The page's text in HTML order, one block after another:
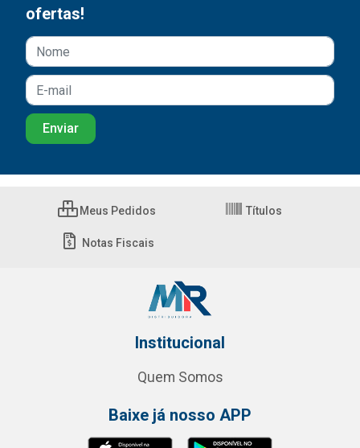
ofertas!
Meus Pedidos Títulos
Notas Fiscais
Institucional
Quem Somos
Baixe já nosso APP